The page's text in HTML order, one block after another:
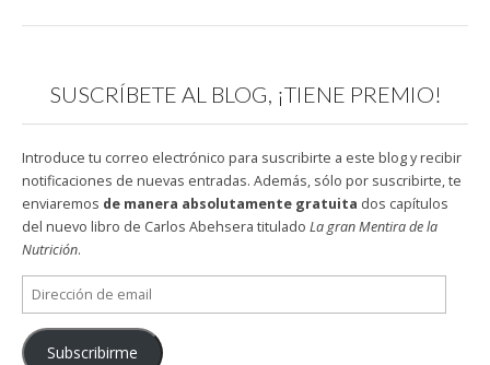
SUSCRÍBETE AL BLOG, ¡TIENE PREMIO!
Introduce tu correo electrónico para suscribirte a este blog y recibir
notificaciones de nuevas entradas. Además, sólo por suscribirte, te
enviaremos de manera absolutamente gratuita dos capítulos
del nuevo libro de Carlos Abehsera titulado La gran Mentira de la
Nutrición.
Dirección
de
email
Subscribirme